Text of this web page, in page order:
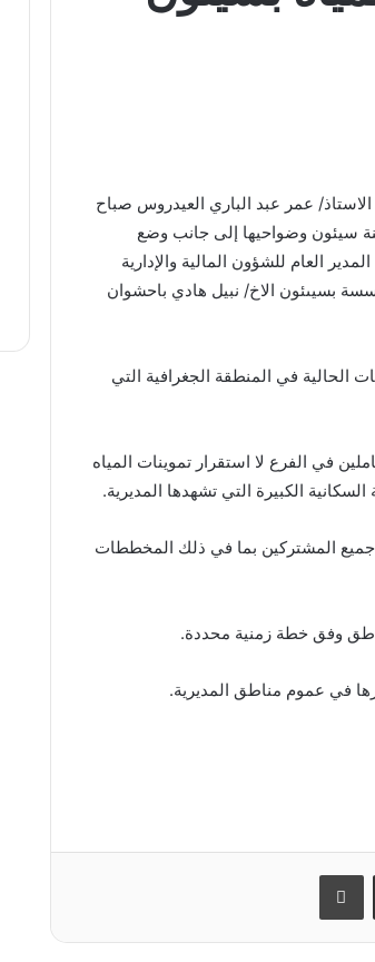
عمر عبد الباري العيدروس صباح
سيئون وضواحيها إلى جانب وضع
العام للشؤون المالية والإدارية
بسيىئون الاخ/ نبيل هادي باحشوان
الحالية في المنطقة الجغرافية التي
في الفرع لا استقرار تموينات المياه
الكبيرة التي تشهدها المديرية.
جميع المشتركين بما في ذلك المخططات
وفق خطة زمنية محددة.
في عموم مناطق المديرية.
مشاركة عبر البريد طباعة